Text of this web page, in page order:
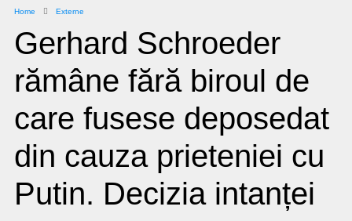
Home Externe
Gerhard Schroeder
rămâne fără biroul de
care fusese deposedat
din cauza prieteniei cu
Putin. Decizia intanței